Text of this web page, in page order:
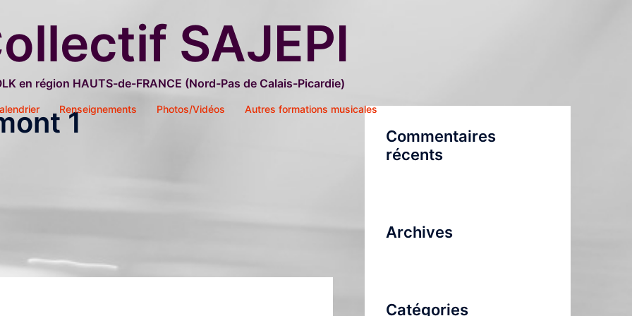
SAJEPI
en région HAUTS-de-FRANCE (Nord-Pas de Calais-Picardie)
Renseignements Photos/Vidéos Autres formations musicales
1
Commentaires
récents
Archives
Catégories